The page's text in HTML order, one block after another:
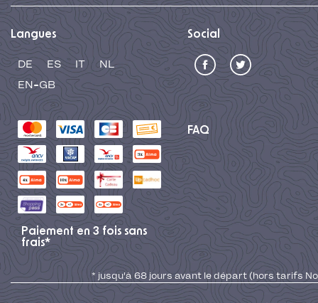
Langues
DE ES IT
NL
EN-GB
Social
FAQ
Paiement en 3 fois sans
frais*
* jusqu'à 68 jours avant le départ (hors tarifs No